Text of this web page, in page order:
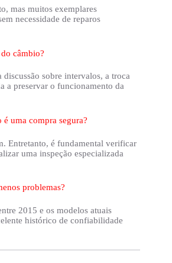
mas muitos exemplares
necessidade de reparos
câmbio?
sobre intervalos, a troca
a preservar o funcionamento da
uma compra segura?
Entretanto, é fundamental verificar
uma inspeção especializada
problemas?
2015 e os modelos atuais
histórico de confiabilidade